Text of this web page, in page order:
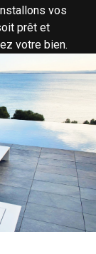
vos
prêt et
votre bien.